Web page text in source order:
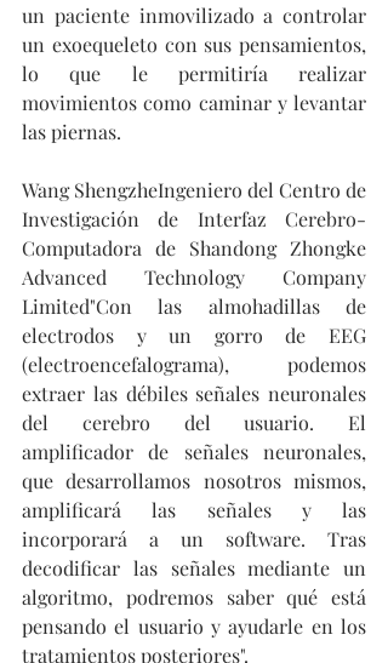
un paciente inmovilizado a controlar
un exoequeleto con sus pensamientos,
lo que le permitiría realizar
movimientos como caminar y levantar
las piernas.
Wang ShengzheIngeniero del Centro de
Investigación de Interfaz Cerebro-
Computadora de Shandong Zhongke
Advanced Technology Company
Limited"Con las almohadillas de
electrodos y un gorro de EEG
(electroencefalograma), podemos
extraer las débiles señales neuronales
del cerebro del usuario. El
amplificador de señales neuronales,
que desarrollamos nosotros mismos,
amplificará las señales y las
incorporará a un software. Tras
decodificar las señales mediante un
algoritmo, podremos saber qué está
pensando el usuario y ayudarle en los
tratamientos posteriores".